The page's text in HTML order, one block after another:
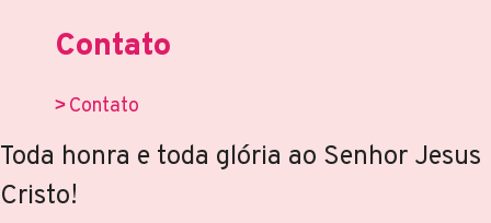
Contato
Contato
Toda honra e toda glória ao Senhor Jesus
Cristo!